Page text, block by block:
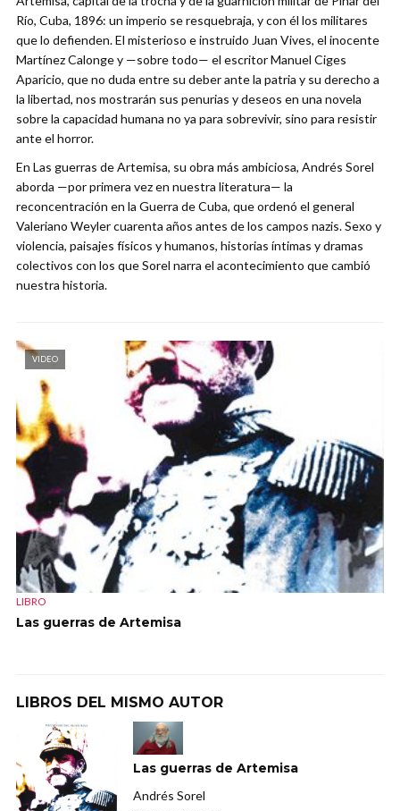
Río, Cuba, 1896: un imperio se resquebraja, y con él los militares
que lo defienden. El misterioso e instruido Juan Vives, el inocente
Martínez Calonge y —sobre todo— el escritor Manuel Ciges
Aparicio, que no duda entre su deber ante la patria y su derecho a
la libertad, nos mostrarán sus penurias y deseos en una novela
sobre la capacidad humana no ya para sobrevivir, sino para resistir
ante el horror.
En Las guerras de Artemisa, su obra más ambiciosa, Andrés Sorel
aborda —por primera vez en nuestra literatura— la
reconcentración en la Guerra de Cuba, que ordenó el general
Valeriano Weyler cuarenta años antes de los campos nazis. Sexo y
violencia, paisajes físicos y humanos, historias íntimas y dramas
colectivos con los que Sorel narra el acontecimiento que cambió
nuestra historia.
VIDEO
LIBRO
Las guerras de Artemisa
LIBROS DEL MISMO AUTOR
Las guerras de Artemisa
Andrés Sorel